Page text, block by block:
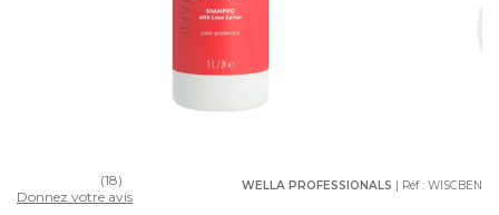
WELLA PROFESSIONALS | Réf : WISCBEN
(18)
Donnez votre avis